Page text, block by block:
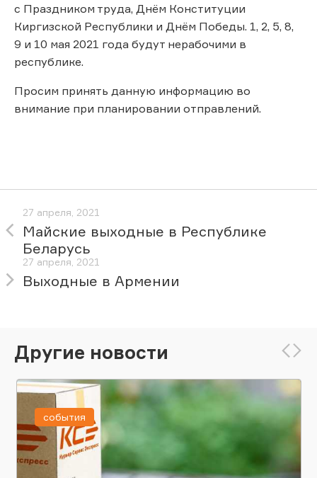
с Праздником труда, Днём Конституции
Киргизской Республики и Днём Победы. 1, 2, 5, 8,
9 и 10 мая 2021 года будут нерабочими в
республике.
Просим принять данную информацию во
внимание при планировании отправлений.
27 апреля, 2021
Майские выходные в Республике
Беларусь
27 апреля, 2021
Выходные в Армении
Другие новости
события